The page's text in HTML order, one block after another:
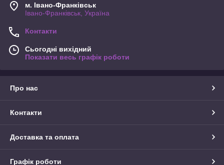
м. Івано-Франківськ
Івано-Франківськ, Україна
Контакти
Сьогодні вихідний
Показати весь графік роботи
Про нас
Контакти
Доставка та оплата
Графік роботи